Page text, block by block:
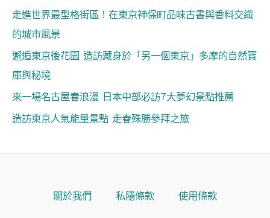
走進世界最型格街區！在東京神保町品味古書與香料交織
的城市風景
邂逅東京後花園 造訪藏身於「另一個東京」多摩的自然寶
庫與秘境
來一場名古屋春浪漫 日本中部必訪7大夢幻景點推薦
造訪東京人氣能量景點 走春殊勝參拜之旅
關於我們 私隱條款 使用條款